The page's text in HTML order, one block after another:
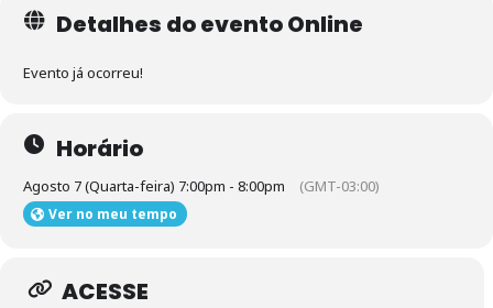
Detalhes do evento Online
Evento já ocorreu!
Horário
Agosto 7 (Quarta-feira) 7:00pm - 8:00pm (GMT-03:00)
Ver no meu tempo
ACESSE